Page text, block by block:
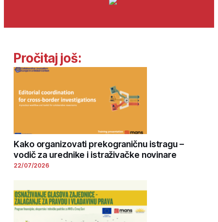
Pročitaj još:
Kako organizovati prekograničnu istragu –
vodič za urednike i istraživačke novinare
22/07/2026